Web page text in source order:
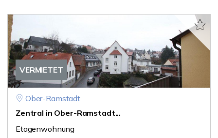
VERMIETET
Ober-Ramstadt
Zentral in Ober-Ramstadt...
Etagenwohnung